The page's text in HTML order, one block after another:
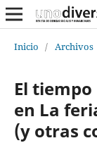
Inicio / Archivos
El
en La
(y otras